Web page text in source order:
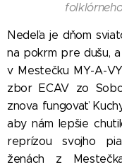
Nedeľa je dňom
na pokrm pre dušu,
v Mestečku MY-A-
zbor ECAV zo
znova fungovať
aby nám lepšie
reprízou svojho
ženách z